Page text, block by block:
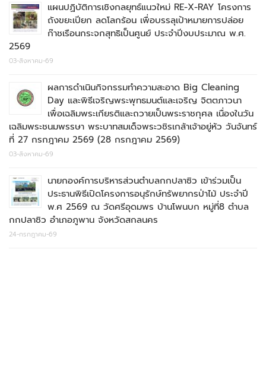
แผนปฏิบัติการเชิงกลยุทธ์แนวใหม่ RE-X-RAY โครงการ
ถังขยะเปียก ลดโลกร้อน เพื่อบรรลุเป้าหมายการปล่อย
ก๊าชเรือนกระจกสุทธิเป็นศูนย์ ประจำปีงบประมาณ พ.ศ.
2569
03-สิงหาคม-69
ผลการดำเนินกิจกรรมทำความสะอาด Big Cleaning
Day และพิธีเจริญพระพุทธมนต์และเจริญ จิตตภาวนา
เพื่อเฉลิมพระเกียรติและถวายเป็นพระราชกุศล เนื่องในวัน
เฉลิมพระชนมพรรษา พระบาทสมเด็จพระวชิรเกล้าเจ้าอยู่หัว วันจันทร์
ที่ 27 กรกฎาคม 2569 (28 กรกฎาคม 2569)
03-สิงหาคม-69
นายกองค์การบริหารส่วนตำบลกกปลาซิว เข้าร่วมเป็น
ประธานพิธีเปิดโครงการอนุรักษ์ทรัพยากรป่าไม้ ประจำปี
พ.ศ 2569 ณ วัดศรีอุดมพร บ้านโพนบก หมู่ที่8 ตำบล
กกปลาซิว อำเภอภูพาน จังหวัดสกลนคร
24-กรกฎาคม-69